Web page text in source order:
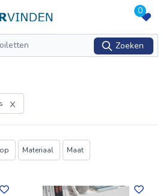
0
Zoeken
Materiaal Maat